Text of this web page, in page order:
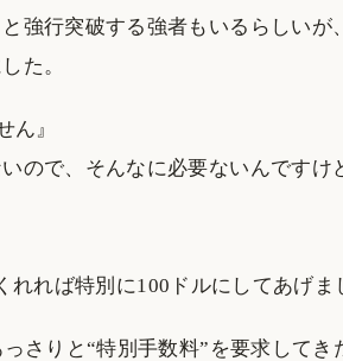
強行突破する強者もいるらしいが
た。
ん』
ので、そんなに必要ないんですけ
れば特別に100ドルにしてあげま
さりと“特別手数料”を要求してき